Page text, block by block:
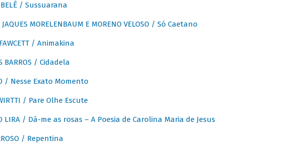
BELÊ / Sussuarana
JAQUES MORELENBAUM E MORENO VELOSO / Só Caetano
/ Animakina
BARROS / Cidadela
/ Nesse Exato Momento
/ Pare Olhe Escute
LIRA / Dá-me as rosas – A Poesia de Carolina Maria de Jesus
/ Repentina